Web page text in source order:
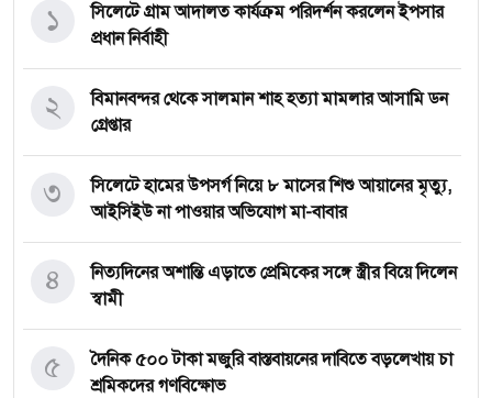
সিলেটে গ্রাম আদালত কার্যক্রম পরিদর্শন করলেন ইপসার
প্রধান নির্বাহী
১
বিমানবন্দর থেকে সালমান শাহ হত্যা মামলার আসামি ডন
গ্রেপ্তার
২
সিলেটে হামের উপসর্গ নিয়ে ৮ মাসের শিশু আয়ানের মৃত্যু,
আইসিইউ না পাওয়ার অভিযোগ মা-বাবার
৩
নিত্যদিনের অশান্তি এড়াতে প্রেমিকের সঙ্গে স্ত্রীর বিয়ে দিলেন
স্বামী
৪
দৈনিক ৫০০ টাকা মজুরি বাস্তবায়নের দাবিতে বড়লেখায় চা
শ্রমিকদের গণবিক্ষোভ
৫